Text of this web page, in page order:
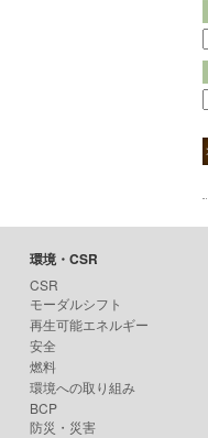
環境・CSR
CSR
モーダルシフト
再生可能エネルギー
安全
燃料
環境への取り組み
BCP
防災・災害